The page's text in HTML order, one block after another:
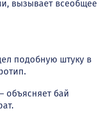
вызывает всеобщее
подобную штуку в
объясняет бай